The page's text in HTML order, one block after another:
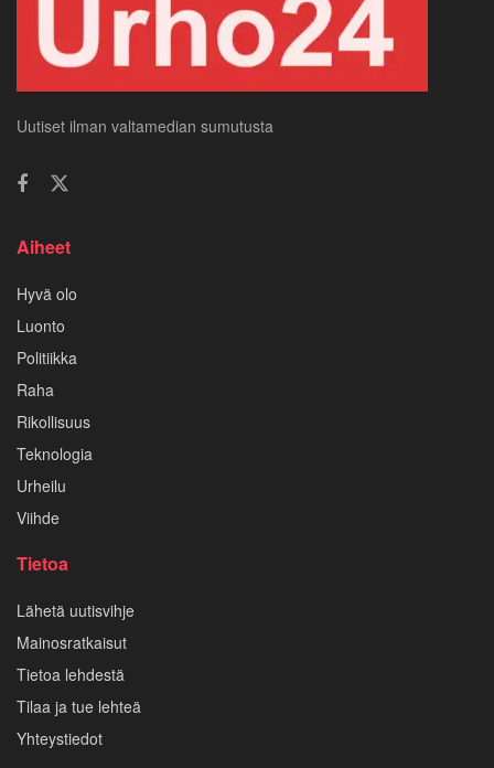
Uutiset ilman valtamedian sumutusta
Aiheet
Hyvä olo
Luonto
Politiikka
Raha
Rikollisuus
Teknologia
Urheilu
Viihde
Tietoa
Lähetä uutisvihje
Mainosratkaisut
Tietoa lehdestä
Tilaa ja tue lehteä
Yhteystiedot